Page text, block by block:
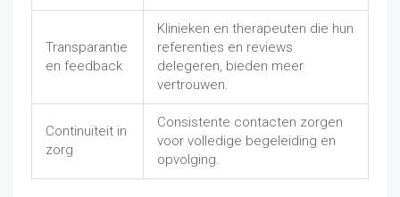
Transparantie
en feedback
Klinieken en therapeuten die hun
referenties en reviews
delegeren, bieden meer
vertrouwen.
Continuïteit in
zorg
Consistente contacten zorgen
voor volledige begeleiding en
opvolging.